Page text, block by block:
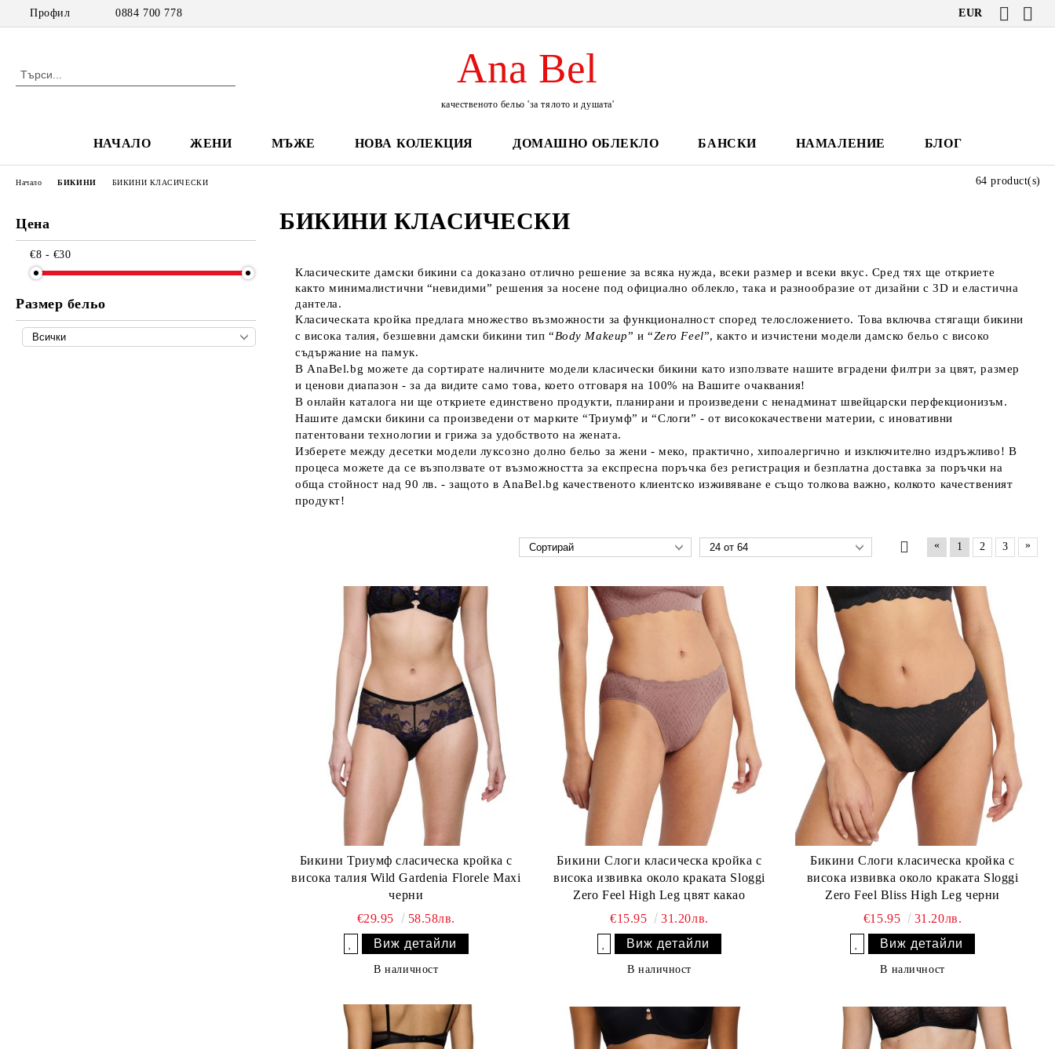
Профил 0884 700 778 EUR
Ana Bel
качественото бельо 'за тялото и душата'
НАЧАЛО ЖЕНИ МЪЖЕ НОВА КОЛЕКЦИЯ ДОМАШНО ОБЛЕКЛО БАНСКИ НАМАЛЕНИЕ БЛОГ
Цена
€8 - €30
Размер бельо
Начало БИКИНИ БИКИНИ КЛАСИЧЕСКИ
БИКИНИ КЛАСИЧЕСКИ
Класическите дамски бикини са доказано отлично решение за всяка нужда, всеки размер и всеки вкус. Сред тях ще откриете
както минималистични “невидими” решения за носене под официално облекло, така и разнообразие от дизайни с 3D и еластична
дантела.
Класическата кройка предлага множество възможности за функционалност според телосложението. Това включва стягащи бикини
с висока талия, безшевни дамски бикини тип “Body Makeup” и “Zero Feel”, както и изчистени модели дамско бельо с високо
съдържание на памук.
В AnaBel.bg можете да сортирате наличните модели класически бикини като използвате нашите вградени филтри за цвят, размер
и ценови диапазон - за да видите само това, което отговаря на 100% на Вашите очаквания!
В онлайн каталога ни ще откриете единствено продукти, планирани и произведени с ненадминат швейцарски перфекционизъм.
Нашите дамски бикини са произведени от марките “Триумф” и “Слоги” - от висококачествени материи, с иновативни
патентовани технологии и грижа за удобството на жената.
Изберете между десетки модели луксозно долно бельо за жени - меко, практично, хипоалергично и изключително издръжливо! В
процеса можете да се възползвате от възможността за експресна поръчка без регистрация и безплатна доставка за поръчки на
обща стойност над 90 лв. - защото в AnaBel.bg качественото клиентско изживяване е също толкова важно, колкото качественият
продукт!
64 product(s)
« 1 2 3 »
Бикини Триумф сласическа кройка с
висока талия Wild Gardenia Florele Maxi
черни
€29.95
58.58лв.
Виж детайли
В наличност
Бикини Слоги класическа кройка с
висока извивка около краката Sloggi
Zero Feel High Leg цвят какао
€15.95
31.20лв.
Виж детайли
В наличност
Бикини Слоги класическа кройка с
висока извивка около краката Sloggi
Zero Feel Bliss High Leg черни
€15.95
31.20лв.
Виж детайли
В наличност